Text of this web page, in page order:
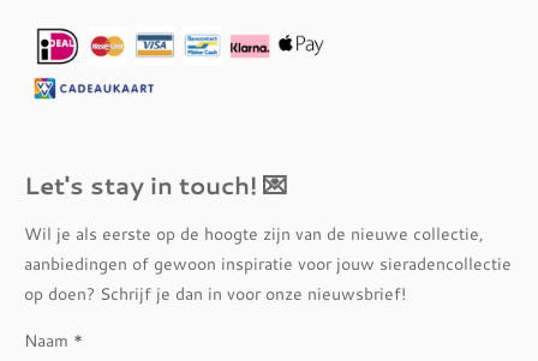
Let's stay in touch! 💌
Wil je als eerste op de hoogte zijn van de nieuwe collectie,
aanbiedingen of gewoon inspiratie voor jouw sieradencollectie
op doen? Schrijf je dan in voor onze nieuwsbrief!
Naam *